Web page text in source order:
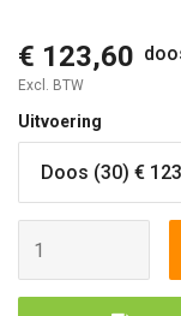
€ 123,60
Excl. BTW
Uitvoering